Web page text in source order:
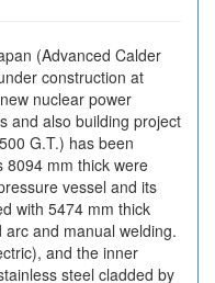
(Advanced Calder
construction at
nuclear power
and also building project
G.T.) has been
8094 mm thick were
vessel and its
with 5474 mm thick
and manual welding.
and the inner
steel cladded by